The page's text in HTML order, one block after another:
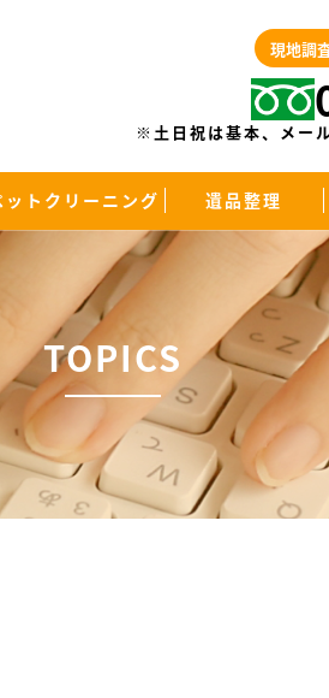
現地調
※土日祝は基本、メー
トクリーニング 遺品整理
TOPICS